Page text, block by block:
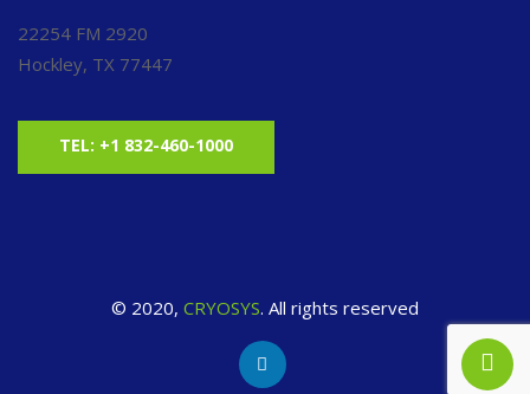
22254 FM 2920
Hockley, TX 77447
TEL: +1 832-460-1000
© 2020, CRYOSYS. All rights reserved